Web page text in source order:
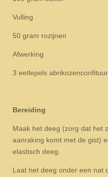
Vulling
50 gram rozijnen
Afwerking
3 eetlepels abrikozenconfituur
Bereiding
Maak het deeg (zorg dat het
aanraking komt met de gist)
elastisch deeg.
Laat het deeg onder een nat